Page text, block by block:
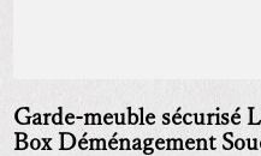
Garde-meuble sécurisé
Box Déménagement